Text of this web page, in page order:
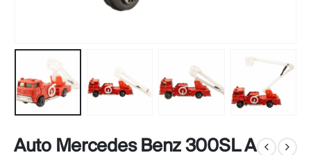
Auto Mercedes Benz 300SL A